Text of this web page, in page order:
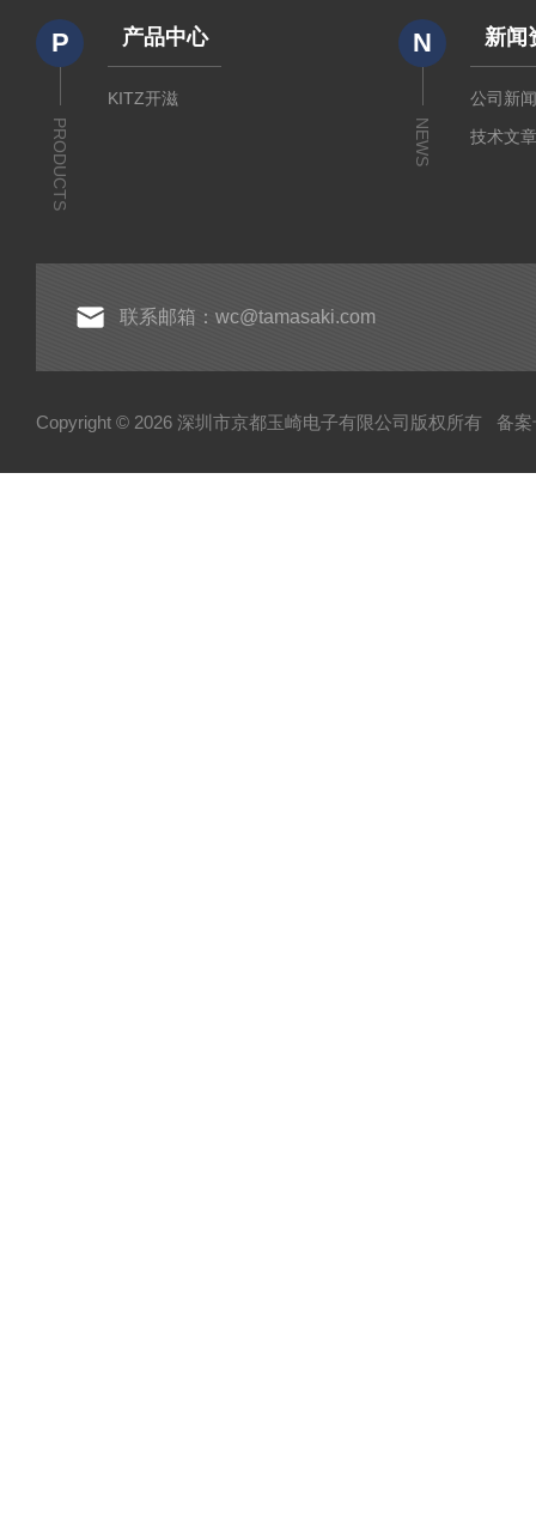
P
PRODUCTS
产品中心
KITZ开滋
N
NEWS
新闻
公司新
技术文
联系邮箱：wc@tamasaki.com
Copyright © 2026 深圳市京都玉崎电子有限公司版权所有 备案